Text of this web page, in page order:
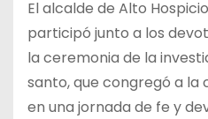
El alcalde de Alto
participó junto a los
la ceremonia de la
santo, que congregó a la
en una jornada de fe y